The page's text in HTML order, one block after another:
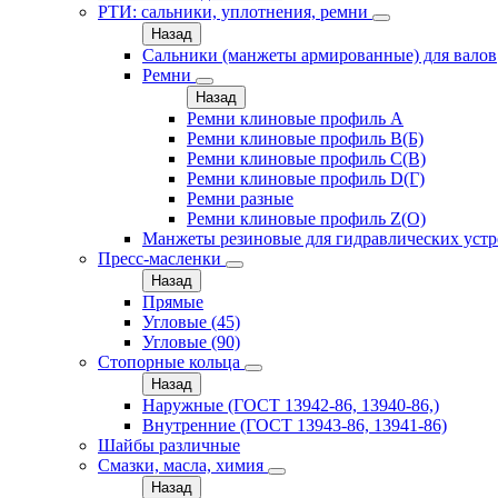
РТИ: сальники, уплотнения, ремни
Назад
Сальники (манжеты армированные) для валов
Ремни
Назад
Ремни клиновые профиль A
Ремни клиновые профиль B(Б)
Ремни клиновые профиль C(В)
Ремни клиновые профиль D(Г)
Ремни разные
Ремни клиновые профиль Z(О)
Манжеты резиновые для гидравлических
Пресс-масленки
Назад
Прямые
Угловые (45)
Угловые (90)
Стопорные кольца
Назад
Наружные (ГОСТ 13942-86, 13940-86,)
Внутренние (ГОСТ 13943-86, 13941-86)
Шайбы различные
Смазки, масла, химия
Назад